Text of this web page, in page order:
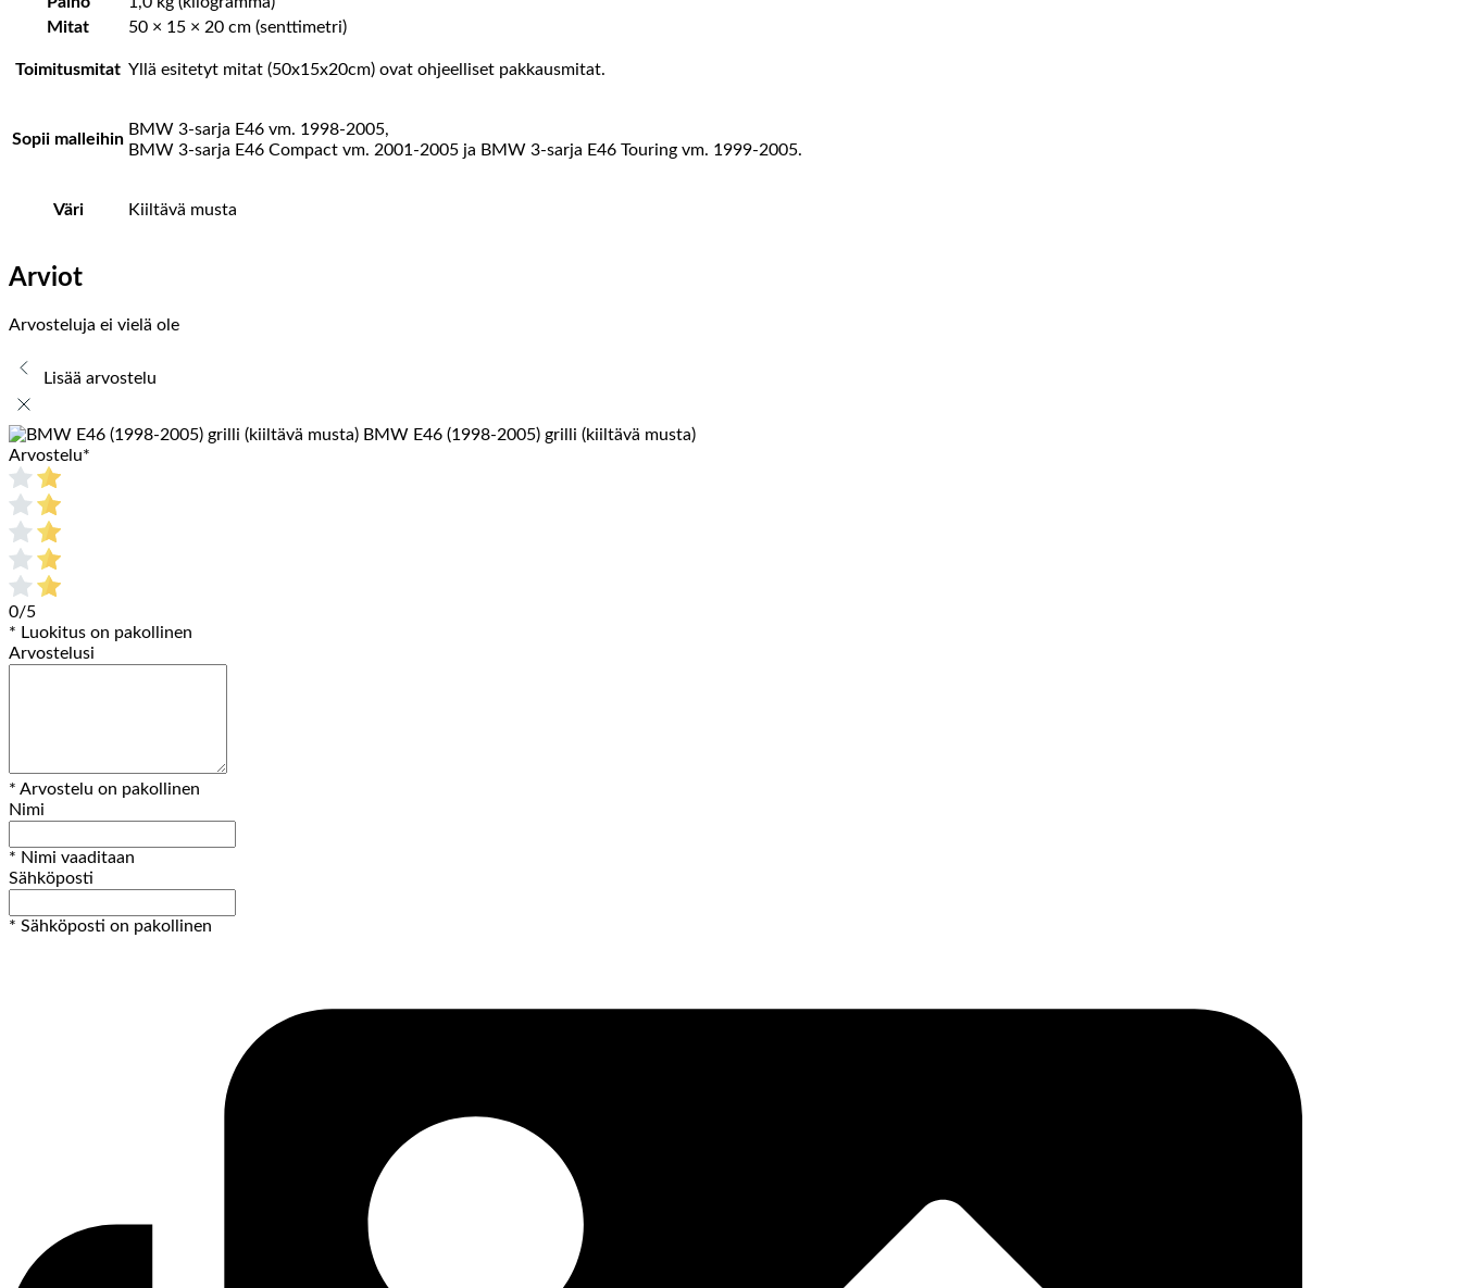
Mitat
50 × 15 × 20 cm (senttimetri)
Toimitusmitat Yllä esitetyt mitat (50x15x20cm) ovat ohjeelliset pakkausmitat.
Sopii malleihin
BMW 3-sarja E46 vm. 1998-2005,
BMW 3-sarja E46 Compact vm. 2001-2005 ja BMW 3-sarja E46 Touring vm. 1999-2005.
Väri Kiiltävä musta
Arviot
Arvosteluja ei vielä ole
Lisää arvostelu
BMW E46 (1998-2005) grilli (kiiltävä musta)
Arvostelu*
0/5
* Luokitus on pakollinen
Arvostelusi
* Arvostelu on pakollinen
Nimi
* Nimi vaaditaan
Sähköposti
* Sähköposti on pakollinen